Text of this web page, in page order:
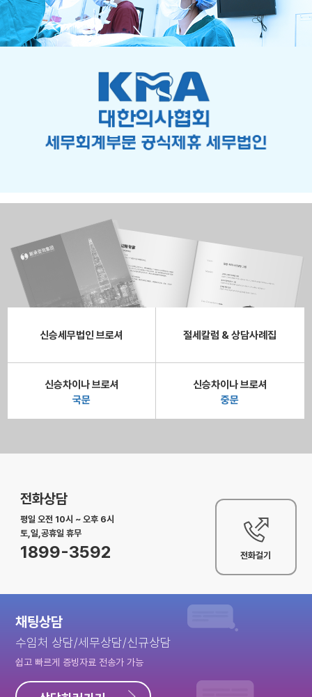
신승세무법인 브로셔 절세칼럼 & 상담사례집
신승차이나 브로셔
국문
신승차이나 브로셔
중문
전화상담
평일 오전 10시 ~ 오후 6시
토,일,공휴일 휴무
1899-3592 전화걸기
채팅상담
수임처 상담/세무상담/신규상담
쉽고 빠르게 증빙자료 전송가 가능